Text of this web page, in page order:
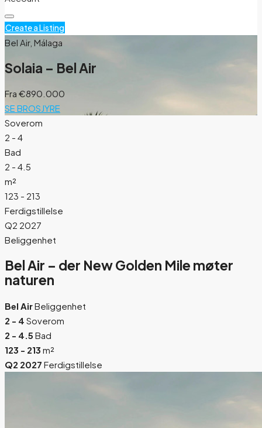
Create a Listing
Bel Air, Málaga
Solaia – Bel Air
Fra €890.000
SE BROSJYRE
Soverom
2 - 4
Bad
2 - 4.5
m²
123 - 213
Ferdigstillelse
Q2 2027
Beliggenhet
Bel Air – der New Golden Mile møter
naturen
Bel AirBeliggenhet
2 - 4 Soverom
2 - 4.5 Bad
123 - 213 m²
Q2 2027 Ferdigstillelse